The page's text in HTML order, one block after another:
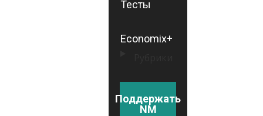
Тесты
Economix+
Поддержать
NM